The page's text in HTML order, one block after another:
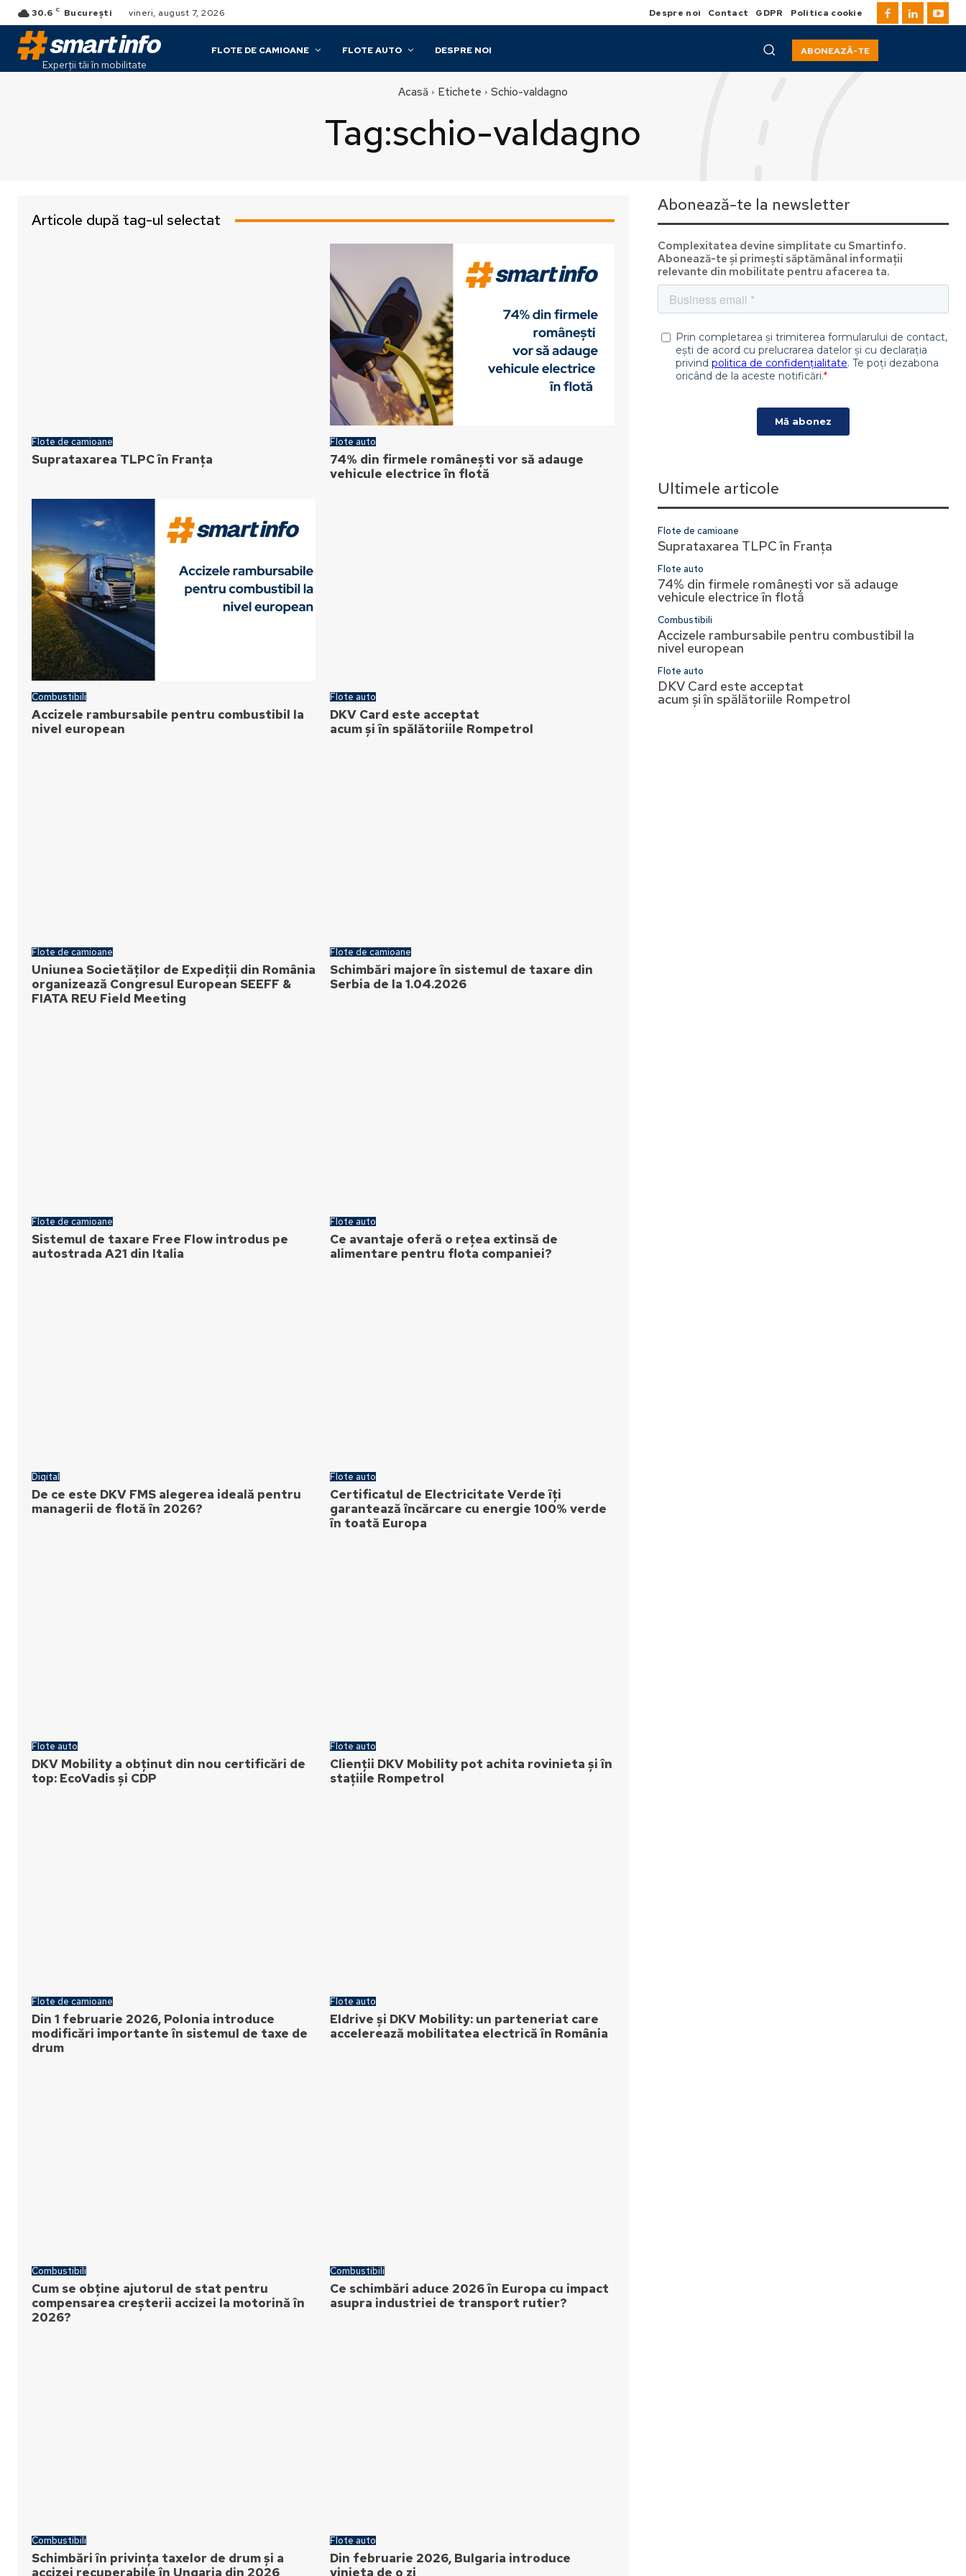
30.6 C București vineri, august 7, 2026 Despre noi Contact GDPR Politica cookie
Experții tăi în mobilitate
FLOTE DE CAMIOANE FLOTE AUTO DESPRE NOI ABONEAZĂ-TE
Acasă Etichete Schio-valdagno
Tag:schio-valdagno
Articole după tag-ul selectat
Flote de camioane
Suprataxarea TLPC în Franța
Flote auto
74% din firmele românești vor să adauge
vehicule electrice în flotă
Combustibili
Accizele rambursabile pentru combustibil la
nivel european
Flote auto
DKV Card este acceptat
acum și în spălătoriile Rompetrol
Flote de camioane
Uniunea Societăților de Expediții din România
organizează Congresul European SEEFF &
FIATA REU Field Meeting
Flote de camioane
Schimbări majore în sistemul de taxare din
Serbia de la 1.04.2026
Flote de camioane
Sistemul de taxare Free Flow introdus pe
autostrada A21 din Italia
Flote auto
Ce avantaje oferă o rețea extinsă de
alimentare pentru flota companiei?
Digital
De ce este DKV FMS alegerea ideală pentru
managerii de flotă în 2026?
Flote auto
Certificatul de Electricitate Verde îți
garantează încărcare cu energie 100% verde
în toată Europa
Flote auto
DKV Mobility a obținut din nou certificări de
top: EcoVadis și CDP
Flote auto
Clienții DKV Mobility pot achita rovinieta și în
stațiile Rompetrol
Flote de camioane
Din 1 februarie 2026, Polonia introduce
modificări importante în sistemul de taxe de
drum
Flote auto
Eldrive și DKV Mobility: un parteneriat care
accelerează mobilitatea electrică în România
Combustibili
Cum se obține ajutorul de stat pentru
compensarea creșterii accizei la motorină în
2026?
Combustibili
Ce schimbări aduce 2026 în Europa cu impact
asupra industriei de transport rutier?
Combustibili
Schimbări în privința taxelor de drum și a
accizei recuperabile în Ungaria din 2026
Flote auto
Din februarie 2026, Bulgaria introduce
vinieta de o zi
Abonează-te la newsletter
Complexitatea devine simplitate cu Smartinfo.
Abonează-te și primești săptămânal informații
relevante din mobilitate pentru afacerea ta.
Ultimele articole
Flote de camioane
Suprataxarea TLPC în Franța
Flote auto
74% din firmele românești vor să adauge
vehicule electrice în flotă
Combustibili
Accizele rambursabile pentru combustibil la
nivel european
Flote auto
DKV Card este acceptat
acum și în spălătoriile Rompetrol